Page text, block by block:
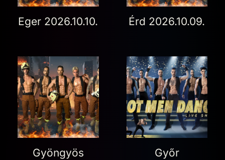
Eger 2026.10.10. Érd 2026.10.09.
Gyöngyös
Győr